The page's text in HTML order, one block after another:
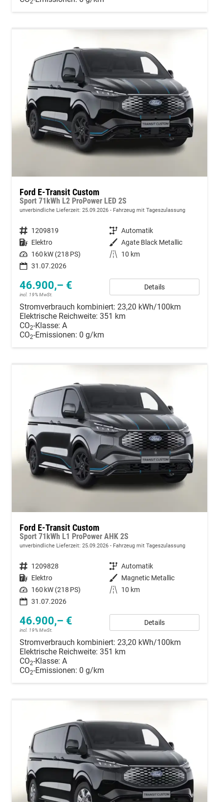
2
Ford E-Transit Custom
Sport 71kWh L2 ProPower LED 2S
unverbindliche Lieferzeit: 25.09.2026 Fahrzeug mit Tageszulassung
Fahrzeugnummer 1209819 Getriebe Automatik
Kraftstoff Elektro Außenfarbe Agate Black Metallic
Leistung 160 kW (218 PS) Kilometerstand
10 km
31.07.2026
46.900,– €
incl. 19% MwSt.
Details
Stromverbrauch kombiniert: 23,20 kWh/100km
Elektrische Reichweite: 351 km
CO2-Klasse: A
CO2-Emissionen: 0 g/km
Ford E-Transit Custom
Sport 71kWh L1 ProPower AHK 2S
unverbindliche Lieferzeit: 25.09.2026 Fahrzeug mit Tageszulassung
Fahrzeugnummer 1209828 Getriebe Automatik
Kraftstoff Elektro Außenfarbe Magnetic Metallic
Leistung 160 kW (218 PS) Kilometerstand
10 km
31.07.2026
46.900,– €
incl. 19% MwSt.
Details
Stromverbrauch kombiniert: 23,20 kWh/100km
Elektrische Reichweite: 351 km
CO2-Klasse: A
CO2-Emissionen: 0 g/km